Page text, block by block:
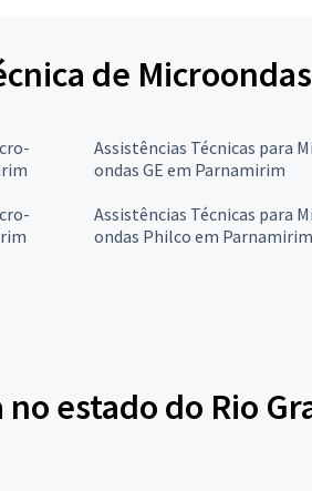
de Microondas
Assistências Técnicas para
ondas GE em Parnamirim
Assistências Técnicas para
ondas Philco em Parnamirim
estado do Rio